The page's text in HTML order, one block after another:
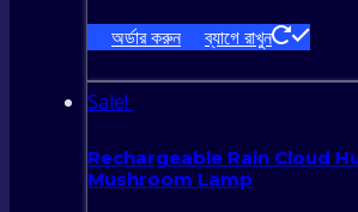
price
price
অর্ডার করুন ব্যাগে রাখুন
Sale!
Rechargeable Rain Cloud
Mushroom Lamp